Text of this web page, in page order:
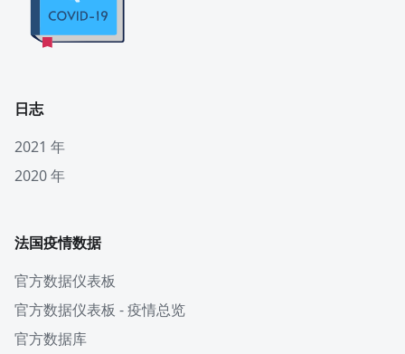
日志
2021 年
2020 年
法国疫情数据
官方数据仪表板
官方数据仪表板 - 疫情总览
官方数据库